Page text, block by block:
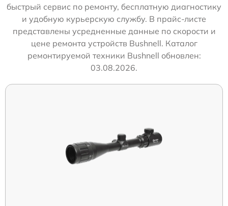
быстрый сервис по ремонту, бесплатную диагностику
и удобную курьерскую службу. В прайс-листе
представлены усредненные данные по скорости и
цене ремонта устройств Bushnell. Каталог
ремонтируемой техники Bushnell обновлен:
03.08.2026.